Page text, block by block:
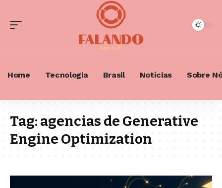
Home Tecnologia Brasil Notícias Sobre
Tag:agencias de Generative
Engine Optimization